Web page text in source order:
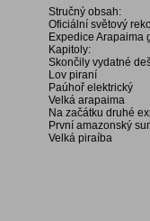
Stručný obsah:
Oficiální světový
Expedice Arapaima
Kapitoly:
Skončily vydatné
Lov piraní
Paúhoř elektrický
Velká arapaima
Na začátku druhé
První amazonský
Velká piraíba